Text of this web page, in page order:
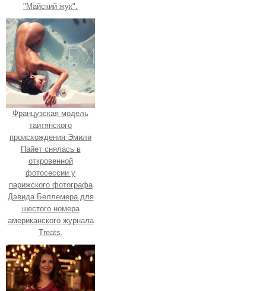
"Майский жук".
Французская модель
таитянского
происхождения Эмили
Пайет снялась в
откровенной
фотосессии у
парижского фотографа
Дэвида Беллемера для
шестого номера
американского журнала
Treats.